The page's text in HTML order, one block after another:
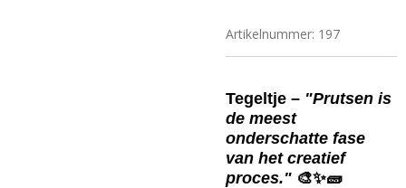
Artikelnummer: 197
Tegeltje – "Prutsen is
de meest
onderschatte fase
van het creatief
proces." 🎨✨🧱